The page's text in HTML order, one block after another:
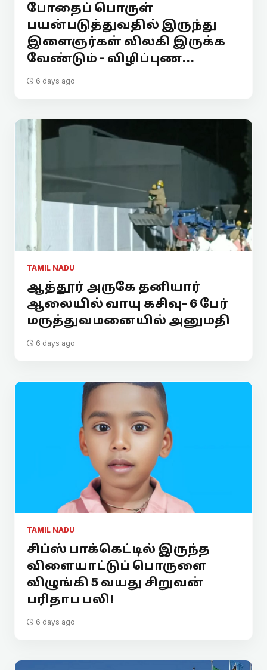
போதைப் பொருள்
பயன்படுத்துவதில் இருந்து
இளைஞர்கள் விலகி இருக்க
வேண்டும் - விழிப்புண...
6 days ago
TAMIL NADU
ஆத்தூர் அருகே தனியார்
ஆலையில் வாயு கசிவு- 6 பேர்
மருத்துவமனையில் அனுமதி
6 days ago
TAMIL NADU
சிப்ஸ் பாக்கெட்டில் இருந்த
விளையாட்டுப் பொருளை
விழுங்கி 5 வயது சிறுவன்
பரிதாப பலி!
6 days ago